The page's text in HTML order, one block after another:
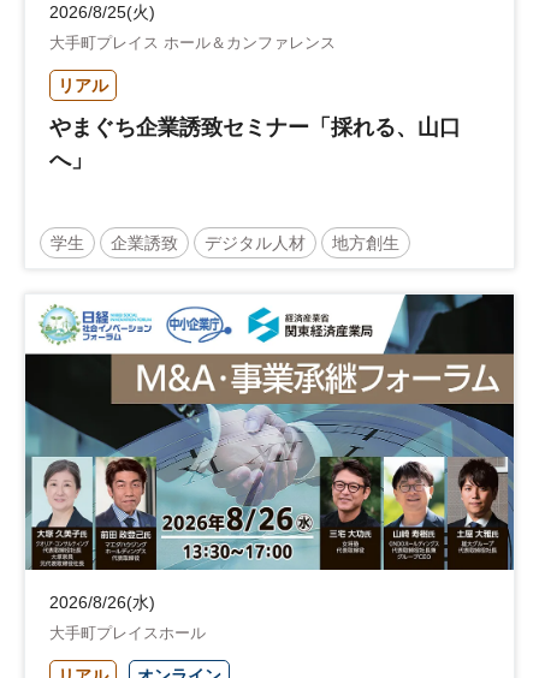
2026/8/25(火)
大手町プレイス ホール＆カンファレンス
リアル
やまぐち企業誘致セミナー「採れる、山口
へ」
学生 企業誘致 デジタル人材 地方創生
地域活性化 自治体
2026/8/26(水)
大手町プレイスホール